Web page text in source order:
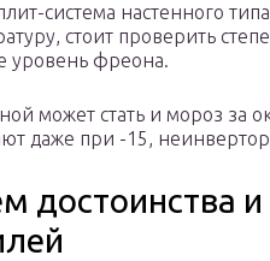
система настенного
стоит проверить
уровень фреона.
может стать и мороз за
даже при -15,
достоинства